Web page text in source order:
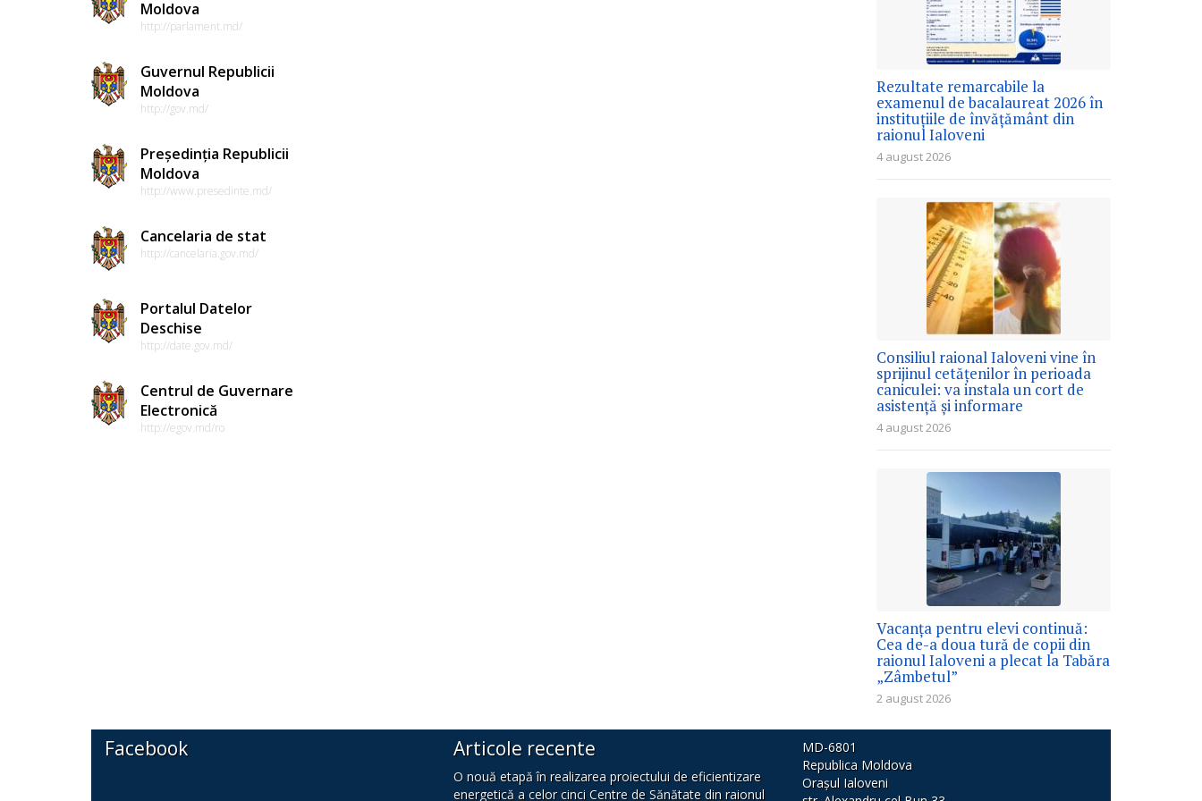
Moldova
http://parlament.md/
Guvernul Republicii
Moldova
http://gov.md/
Președinția Republicii
Moldova
http://www.presedinte.md/
Cancelaria de stat
http://cancelaria.gov.md/
Portalul Datelor
Deschise
http://date.gov.md/
Centrul de Guvernare
Electronică
http://egov.md/ro
Rezultate remarcabile la
examenul de bacalaureat 2026 în
instituțiile de învățământ din
raionul Ialoveni
4 august 2026
Consiliul raional Ialoveni vine în
sprijinul cetățenilor în perioada
caniculei: va instala un cort de
asistență și informare
4 august 2026
Vacanța pentru elevi continuă:
Cea de-a doua tură de copii din
raionul Ialoveni a plecat la Tabăra
„Zâmbetul”
2 august 2026
Facebook Articole recente
O nouă etapă în realizarea proiectului de eficientizare
energetică a celor cinci Centre de Sănătate din raionul
MD-6801
Republica Moldova
Orașul Ialoveni